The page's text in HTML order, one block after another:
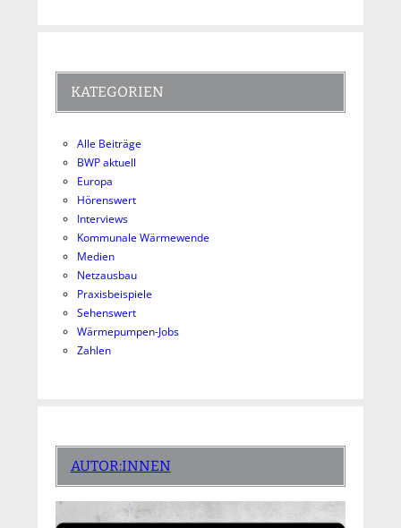
KATEGORIEN
Alle Beiträge
BWP aktuell
Europa
Hörenswert
Interviews
Kommunale Wärmewende
Medien
Netzausbau
Praxisbeispiele
Sehenswert
Wärmepumpen-Jobs
Zahlen
AUTOR:INNEN